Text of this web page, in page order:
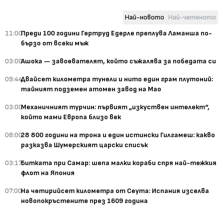
Най-новото Най-четеното
11:00Преди 100 години Гертруд Едерле преплува Ламанша по-
бързо от всеки мъж
03:00Ашока — завоевателят, който съжалява за победата си
09:44Двайсет километра тунели и нито един грам плутоний:
тайният подземен атомен завод на Мао
03:00Механичният турчин: първият „изкуствен интелект“,
който мами Европа близо век
08:0028 800 години на трона и един истински Гилгамеш: какво
разказва Шумерският царски списък
03:17Битката при Самар: шепа малки кораби спря най-тежкия
флот на Япония
07:00На четирийсет километра от Сеута: Испания изселва
новопокръстените през 1609 година